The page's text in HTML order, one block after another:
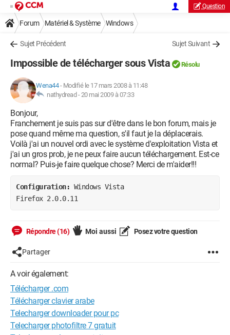
Question
Forum Matériel & Système Windows
Sujet Précédent Sujet Suivant
Impossible de télécharger sous Vista Résolu
Wena44- Modifié le 17 mars 2008 à 11:48
nathydread -20 mai 2009 à 07:33
Bonjour,
Franchement je suis pas sur d'être dans le bon forum, mais je
pose quand même ma question, s'il faut je la déplacerais.
Voilà j'ai un nouvel ordi avec le système d'exploitation Vista et
j'ai un gros prob, je ne peux faire aucun téléchargement. Est-ce
normal? Puis-je faire quelque chose? Merci de m'aider!!!
Configuration: Windows Vista
Firefox 2.0.0.11
Répondre (16) Moi aussi Posez votre question
Partager
A voir également:
Télécharger .com
Télécharger clavier arabe
Telecharger downloader pour pc
Telecharger photofiltre 7 gratuit